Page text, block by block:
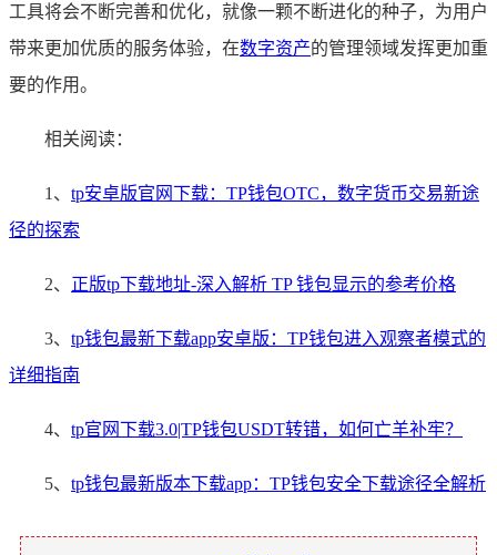
工具将会不断完善和优化，就像一颗不断进化的种子，为用户
带来更加优质的服务体验，在数字资产的管理领域发挥更加重
要的作用。
相关阅读：
1、 tp安卓版官网下载：TP钱包OTC，数字货币交易新途
径的探索
2、 正版tp下载地址-深入解析 TP 钱包显示的参考价格
3、 tp钱包最新下载app安卓版：TP钱包进入观察者模式的
详细指南
4、 tp官网下载3.0|TP钱包USDT转错，如何亡羊补牢？
5、 tp钱包最新版本下载app：TP钱包安全下载途径全解析